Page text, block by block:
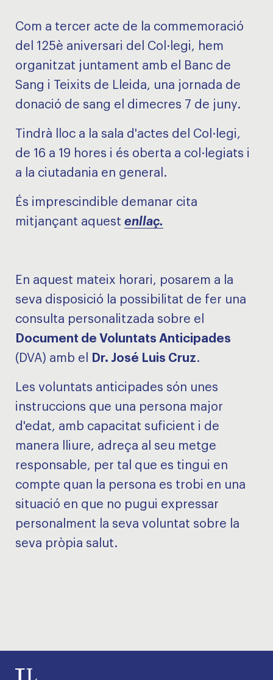
Com a tercer acte de la commemoració
del 125è aniversari del Col·legi, hem
organitzat juntament amb el Banc de
Sang i Teixits de Lleida, una jornada de
donació de sang el dimecres 7 de juny.
Tindrà lloc a la sala d'actes del Col·legi,
de 16 a 19 hores i és oberta a col·legiats i
a la ciutadania en general.
És imprescindible demanar cita
mitjançant aquest enllaç.
En aquest mateix horari, posarem a la
seva disposició la possibilitat de fer una
consulta personalitzada sobre el
Document de Voluntats Anticipades
(DVA) amb el
Dr. José Luis Cruz.
Les voluntats anticipades són unes
instruccions que una persona major
d'edat, amb capacitat suficient i de
manera lliure, adreça al seu metge
responsable, per tal que es tingui en
compte quan la persona es trobi en una
situació en que no pugui expressar
personalment la seva voluntat sobre la
seva pròpia salut.